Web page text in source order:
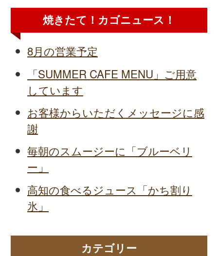
焼きたて！カゴニュース！
8月の営業予定
「SUMMER CAFE MENU」ご用意
しています
お客様からいただくメッセージに感
謝
毎朝のスムージーに「ブルーベリ
ー」
高知の食べるジュース「かち割り
氷」
カテゴリー